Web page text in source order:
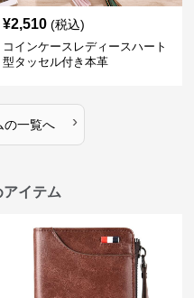
¥2,510 (税込)
コインケースレディースハート
型タッセル付き本革
の一覧へ ›
イテム